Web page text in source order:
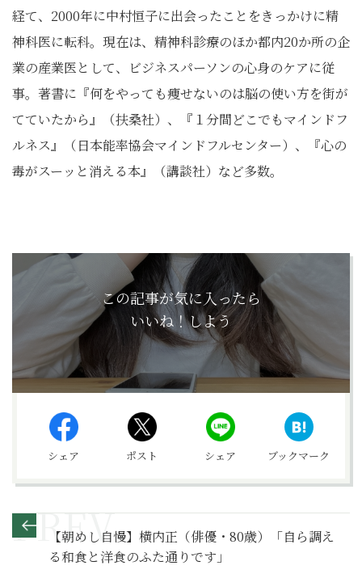
経て、2000年に中村恒子に出会ったことをきっかけに精
神科医に転科。現在は、精神科診療のほか都内20か所の企
業の産業医として、ビジネスパーソンの心身のケアに従
事。著書に『何をやっても痩せないのは脳の使い方を街が
てていたから』（扶桑社）、『１分間どこでもマインドフ
ルネス』（日本能率協会マインドフルセンター）、『心の
毒がスーッと消える本』（講談社）など多数。
この記事が気に入ったら
いいね！しよう
シェア ポスト シェア ブックマーク
【朝めし自慢】横内正（俳優・80歳）「自ら調え
る和食と洋食のふた通りです」